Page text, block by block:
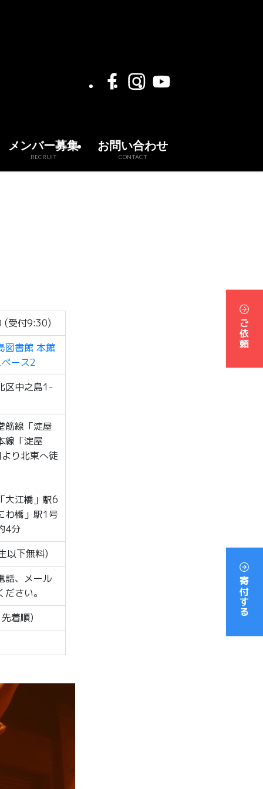
メンバー募集
RECRUIT
お問い合わせ
CONTACT
(受付9:30)
図書館 本館
ース2
区中之島1-
筋線「淀屋
線「淀屋
り北東へ徒
大江橋」駅6
わ橋」駅1号
4分
以下無料)
話、メール
さい。
着順)
ご依頼
寄付する